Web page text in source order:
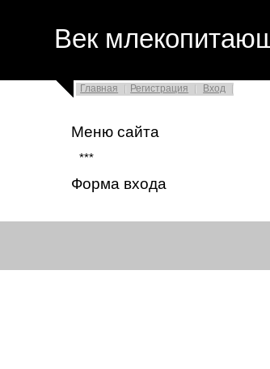
Век
Главная Регистрация Вход
Меню сайта
***
Форма входа